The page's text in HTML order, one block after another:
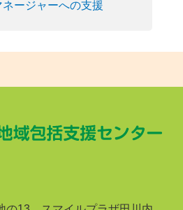
ージャーへの支援